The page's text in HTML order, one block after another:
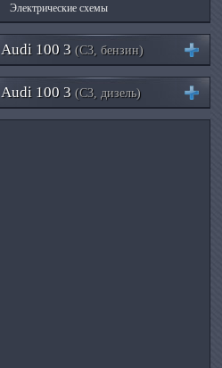
Электрические схемы
Audi 100 3 (C3, бензин)
Audi 100 3 (C3, дизель)